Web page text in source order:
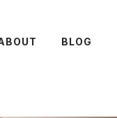
BLOG